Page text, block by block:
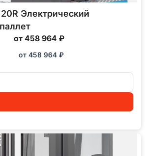
Электрический
от 458 964 ₽
от 458 964 ₽